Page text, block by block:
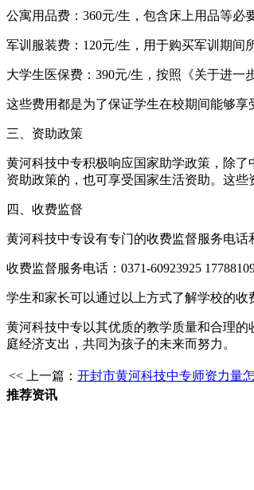
公寓用品费：360元/生，包含床上用品等必
军训服装费：120元/生，用于购买军训期间
大学生医保费：390元/生，按照《关于进一
这些费用都是为了保证学生在校期间能够
三、资助政策
黄河科技中专积极响应国家助学政策，除
资助政策的，也可享受国家生活资助。这
四、收费监督
黄河科技中专设有专门的收费监督服务电话
收费监督服务电话：0371-60923925
学生和家长可以通过以上方式了解学校的收
黄河科技中专以其优质的教学质量和合理
庭经济支出，共同为孩子的未来而努力。
<< 上一篇： 开封市黄河科技中专师资力量
推荐资讯